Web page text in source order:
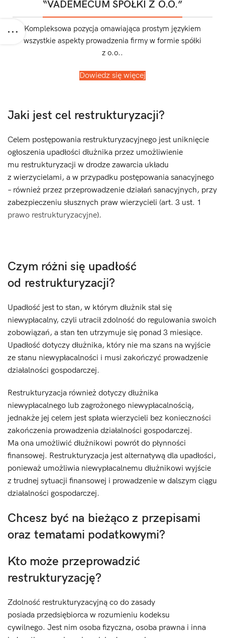
“VADEMECUM SPÓŁKI Z O.O.”
Kompleksowa pozycja omawiająca prostym językiem
wszystkie aspekty prowadzenia firmy w formie spółki
z o.o..
Dowiedz się więcej
Jaki jest cel restrukturyzacji?
Celem postępowania restrukturyzacyjnego jest uniknięcie
ogłoszenia upadłości dłużnika przez umożliwienie
mu restrukturyzacji w drodze zawarcia układu
z wierzycielami, a w przypadku postępowania sanacyjnego
– również przez przeprowadzenie działań sanacyjnych, przy
zabezpieczeniu słusznych praw wierzycieli (art. 3 ust. 1
prawo restrukturyzacyjne).
Czym różni się upadłość
od restrukturyzacji?
Upadłość jest to stan, w którym dłużnik stał się
niewypłacalny, czyli utracił zdolność do regulowania swoich
zobowiązań, a stan ten utrzymuje się ponad 3 miesiące.
Upadłość dotyczy dłużnika, który nie ma szans na wyjście
ze stanu niewypłacalności i musi zakończyć prowadzenie
działalności gospodarczej.
Restrukturyzacja również dotyczy dłużnika
niewypłacalnego lub zagrożonego niewypłacalnością,
jednakże jej celem jest spłata wierzycieli bez konieczności
zakończenia prowadzenia działalności gospodarczej.
Ma ona umożliwić dłużnikowi powrót do płynności
finansowej. Restrukturyzacja jest alternatywą dla upadłości,
ponieważ umożliwia niewypłacalnemu dłużnikowi wyjście
z trudnej sytuacji finansowej i prowadzenie w dalszym ciągu
działalności gospodarczej.
Chcesz być na bieżąco z przepisami
oraz tematami podatkowymi?
Kto może przeprowadzić
restrukturyzację?
Zdolność restrukturyzacyjną co do zasady
posiada przedsiębiorca w rozumieniu kodeksu
cywilnego. Jest nim osoba fizyczna, osoba prawna i inna